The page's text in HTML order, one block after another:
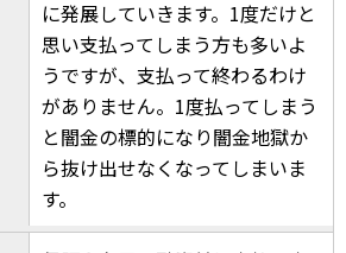
に発展していきます。1度だけと
思い支払ってしまう方も多いよ
うですが、支払って終わるわけ
がありません。1度払ってしまう
と闇金の標的になり闇金地獄か
ら抜け出せなくなってしまいま
す。